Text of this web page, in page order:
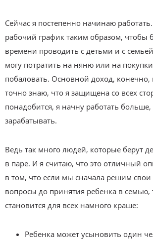
Сейчас я постепенно начинаю
рабочий график таким образом, чтобы
времени проводить с детьми и с
могу потратить на няню или на
побаловать. Основной доход,
точно знаю, что я защищена со всех
понадобится, я начну работать
зарабатывать.
Ведь так много людей, которые берут
в паре. И я считаю, что это отличный
в том, что если мы сначала решим
вопросы до принятия ребенка в семью,
становится для всех намного краше:
Ребенка может усыновить один